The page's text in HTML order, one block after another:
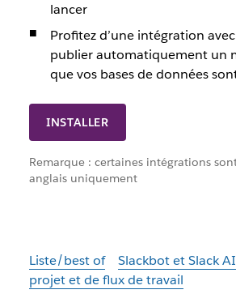
INSTALLER
lancer
Profitez d’une intégration
publier automatiquement un
que vos bases de données
Remarque : certaines intégrations
anglais uniquement
Liste/best of Slackbot et Slack AI
projet et de flux de travail